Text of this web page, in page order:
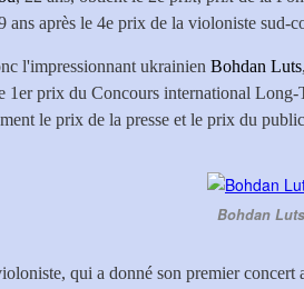
ans après le 4e prix de la violoniste sud-
l'impressionnant ukrainien Bohdan Luts
1er prix du Concours international
le prix de la presse et le prix du
Bohdan Luts
qui a donné son premier